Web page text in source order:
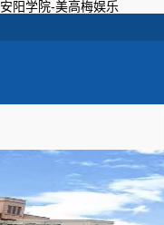
安阳学院-美高梅娱乐